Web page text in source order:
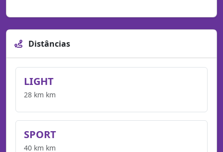
Distâncias
LIGHT
28 km km
SPORT
40 km km